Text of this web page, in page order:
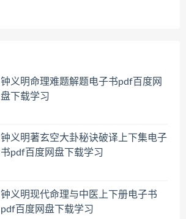
钟义明命理难题解题电子书pdf百度网
盘下载学习
钟义明著玄空大卦秘诀破译上下集电子
书pdf百度网盘下载学习
钟义明现代命理与中医上下册电子书
pdf百度网盘下载学习